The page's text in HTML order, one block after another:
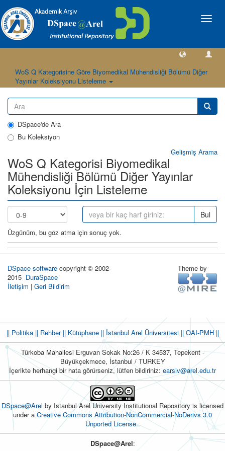
Geçiş
WoS Q Kategorisine Göre Biyomedikal Mühendisliği Bölümü Diğer
Yayınlar Koleksiyonu Listeleme
DSpace'de Ara
Bu Koleksiyon
Gelişmiş Arama
WoS Q Kategorisi Biyomedikal
Mühendisliği Bölümü Diğer Yayınlar
Koleksiyonu İçin Listeleme
Bul
Üzgünüm, bu göz atma için sonuç yok.
DSpace software copyright © 2002-
2015 DuraSpace
İletişim | Geri Bildirim
Theme by
|| Politika|| Rehber|| Kütüphane|| İstanbul Arel Üniversitesi ||OAI-PMH ||
Türkoba Mahallesi Erguvan Sokak No:26 / K 34537, Tepekent -
Büyükçekmece, İstanbul / TURKEY
İçerikte herhangi bir hata görürseniz, lütfen bildiriniz: earsiv@arel.edu.tr
DSpace@Arel by Istanbul Arel University Institutional Repository is licensed
under a Creative Commons Attribution-NonCommercial-NoDerivs 3.0
Unported License..
DSpace@Arel: